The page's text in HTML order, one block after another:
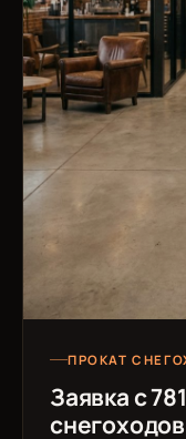
ПРОКАТ
Заявка с
снегоходов